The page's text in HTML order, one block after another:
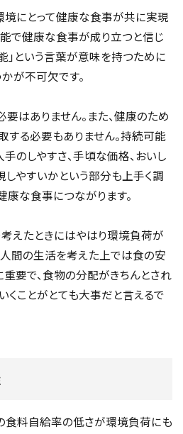
境にとって健康な食事が共に実現
で健康な食事が成り立つと信じ
」という言葉が意味を持つために
が不可欠です。
はありません。また、健康のため
る必要もありません。持続可能
のしやすさ、手頃な価格、おいし
しやすいかという部分も上手く調
な食事につながります。
えたときにはやはり環境負荷が
間の生活を考えた上では食の安
要で、食物の分配がきちんとされ
くことがとても大事だと言えるで
食料自給率の低さが環境負荷にも